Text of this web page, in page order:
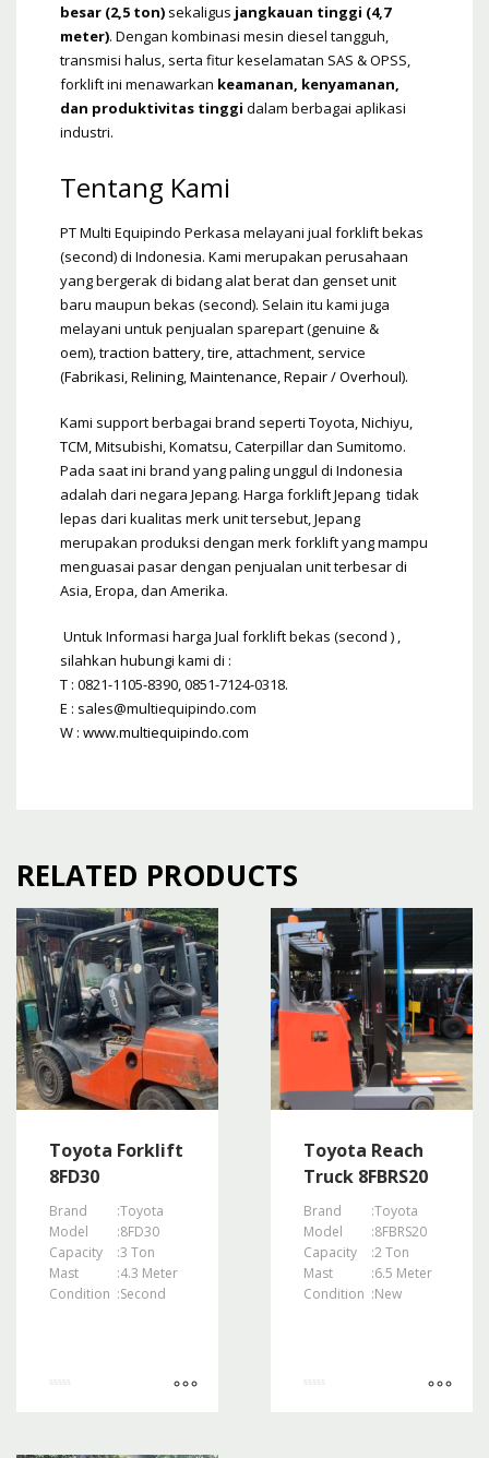
besar (2,5 ton) sekaligus jangkauan tinggi (4,7
meter). Dengan kombinasi mesin diesel tangguh,
transmisi halus, serta fitur keselamatan SAS & OPSS,
forklift ini menawarkan keamanan, kenyamanan,
dan produktivitas tinggi dalam berbagai aplikasi
industri.
Tentang Kami
PT Multi Equipindo Perkasa melayani jual forklift bekas
(second) di Indonesia. Kami merupakan perusahaan
yang bergerak di bidang alat berat dan genset unit
baru maupun bekas (second). Selain itu kami juga
melayani untuk penjualan sparepart (genuine &
oem),traction battery,tire, attachment, service
(Fabrikasi,Relining,Maintenance,Repair / Overhoul).
Kami support berbagai brand seperti Toyota, Nichiyu,
TCM, Mitsubishi, Komatsu, Caterpillar dan Sumitomo.
Pada saat ini brand yang paling unggul di Indonesia
adalah dari negara Jepang. Harga forklift Jepang tidak
lepas dari kualitas merk unit tersebut, Jepang
merupakan produksi dengan merk forklift yang mampu
menguasai pasar dengan penjualan unit terbesar di
Asia, Eropa, dan Amerika.
Untuk Informasi harga Jual forklift bekas (second ) ,
silahkan hubungi kami di :
T : 0821-1105-8390, 0851-7124-0318.
E : sales@multiequipindo.com
W : www.multiequipindo.com
RELATED PRODUCTS
Toyota Forklift
8FD30
Brand :Toyota
Model
:8FD30
Capacity
:3 Ton
Mast
:4.3 Meter
Condition :Second
Toyota Reach
Truck 8FBRS20
Brand :Toyota
Model
:8FBRS20
Capacity
:2 Ton
Mast
:6.5 Meter
Condition :New